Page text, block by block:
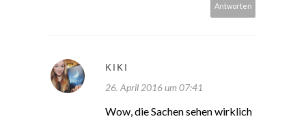
Antworten
KIKI
26. April 2016 um 07:41
Wow, die Sachen sehen wirklich